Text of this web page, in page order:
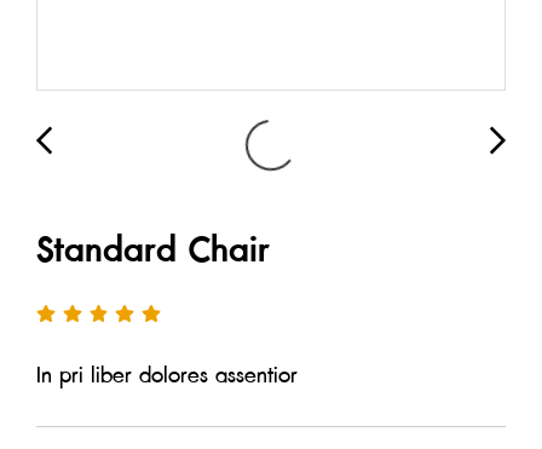
Standard Chair
In pri liber dolores assentior